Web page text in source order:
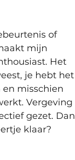
of
mijn
Het
je hebt het
misschien
Vergeving
gezet. Dan
klaar?